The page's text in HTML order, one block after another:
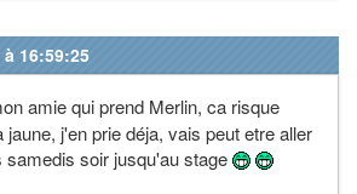
à 16:59:25
amie qui prend Merlin, ca risque
j'en prie déja, vais peut etre aller
samedis soir jusqu'au stage